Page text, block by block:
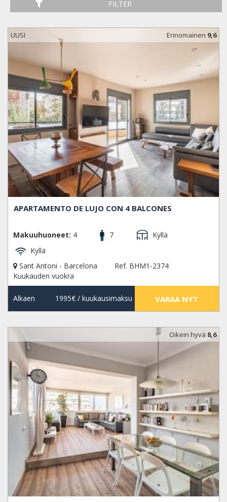
FILTER
UUSI Erinomainen 9,6
APARTAMENTO DE LUJO CON 4 BALCONES
Makuuhuoneet: 4 7
Kyllä
Kyllä
Sant Antoni - Barcelona
Ref. BHM1-2374
Kuukauden vuokra
Alkaen 1995€/ kuukausimaksu VARAA NYT
Oikein hyvä 8,6